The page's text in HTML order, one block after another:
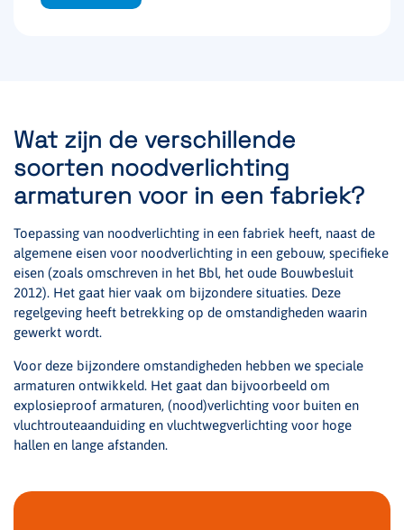
Wat zijn de verschillende
soorten noodverlichting
armaturen voor in een fabriek?
Toepassing van noodverlichting in een fabriek heeft, naast de
algemene eisen voor noodverlichting in een gebouw, specifieke
eisen (zoals omschreven in het Bbl, het oude Bouwbesluit
2012). Het gaat hier vaak om bijzondere situaties. Deze
regelgeving heeft betrekking op de omstandigheden waarin
gewerkt wordt.
Voor deze bijzondere omstandigheden hebben we speciale
armaturen ontwikkeld. Het gaat dan bijvoorbeeld om
explosieproof armaturen, (nood)verlichting voor buiten en
vluchtrouteaanduiding en vluchtwegverlichting voor hoge
hallen en lange afstanden.